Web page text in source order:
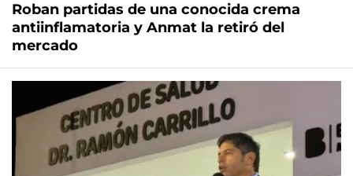
Roban partidas de una conocida crema
antiinflamatoria y Anmat la retiró del
mercado